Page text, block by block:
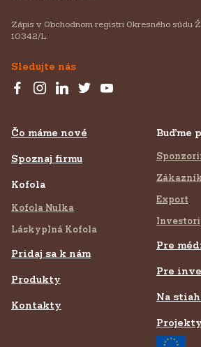
Zápis v Obchodnom registri Okresného súdu
10342/L.
Sledujte nás
Čo máme nové
Spoznaj firmu
Kofola
Kofola Nulka
Láskyplná Kofola
Pridaj sa k nám
Produkty
Kontakty
Buďme
Export
Investori
Pre
Pre
Na